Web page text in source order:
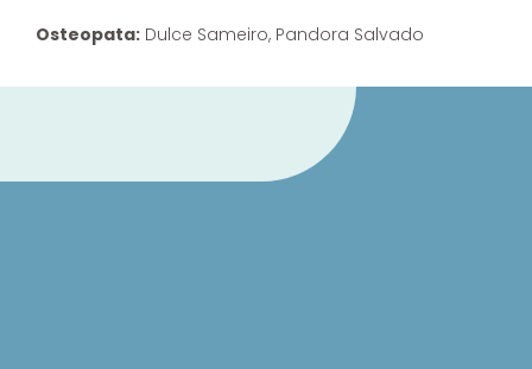
Osteopata: Dulce Sameiro, Pandora Salvado